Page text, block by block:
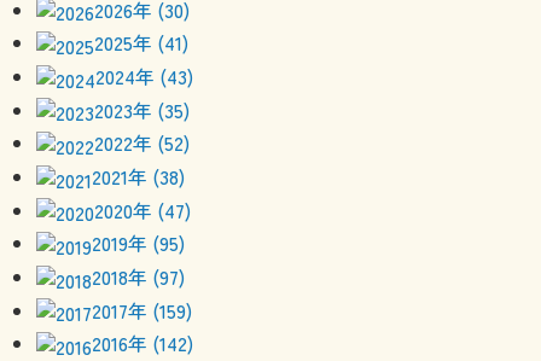
2026年 (30)
2025年 (41)
2024年 (43)
2023年 (35)
2022年 (52)
2021年 (38)
2020年 (47)
2019年 (95)
2018年 (97)
2017年 (159)
2016年 (142)